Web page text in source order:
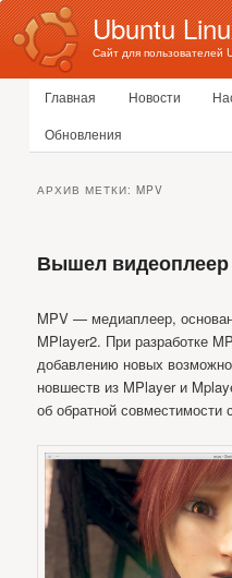
Ubuntu
Сайт для пользователей
Главное меню
Перейти к основному
Перейти к
Главная Новости
Обновления
АРХИВ МЕТКИ:MPV
Вышел видеоплеер
MPV — медиаплеер,
MPlayer2. При разработке
добавлению новых
новшеств из MPlayer и
об обратной совместимости